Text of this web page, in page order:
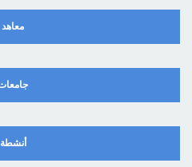
معاهد
أنشطة